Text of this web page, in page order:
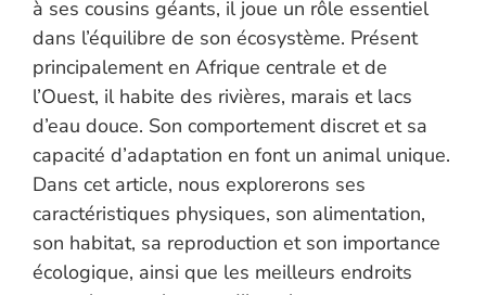
à ses cousins géants, il joue un rôle essentiel
dans l’équilibre de son écosystème. Présent
principalement en Afrique centrale et de
l’Ouest, il habite des rivières, marais et lacs
d’eau douce. Son comportement discret et sa
capacité d’adaptation en font un animal unique.
Dans cet article, nous explorerons ses
caractéristiques physiques, son alimentation,
son habitat, sa reproduction et son importance
écologique, ainsi que les meilleurs endroits